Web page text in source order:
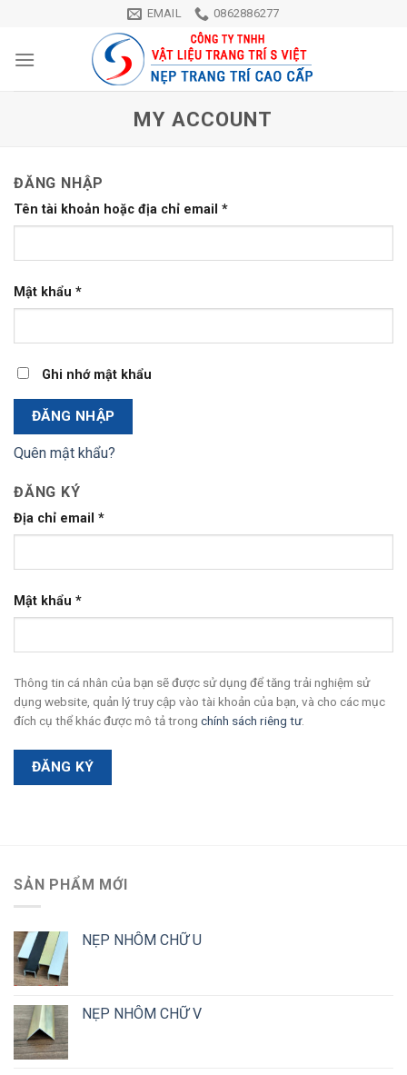
content
EMAIL 0862886277
MY ACCOUNT
ĐĂNG NHẬP
Tên tài khoản hoặc địa chỉ email *
Mật khẩu *
Ghi nhớ mật khẩu
ĐĂNG NHẬP
Quên mật khẩu?
ĐĂNG KÝ
Địa chỉ email *
Mật khẩu *
Thông tin cá nhân của bạn sẽ được sử dụng để tăng trải nghiệm sử
dụng website, quản lý truy cập vào tài khoản của bạn, và cho các mục
đích cụ thể khác được mô tả trong chính sách riêng tư.
ĐĂNG KÝ
SẢN PHẨM MỚI
NẸP NHÔM CHỮ U
NẸP NHÔM CHỮ V